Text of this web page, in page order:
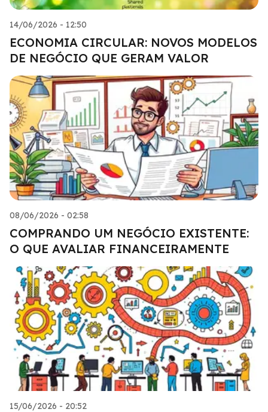
14/06/2026 - 12:50
ECONOMIA CIRCULAR: NOVOS MODELOS
DE NEGÓCIO QUE GERAM VALOR
08/06/2026 - 02:58
COMPRANDO UM NEGÓCIO EXISTENTE:
O QUE AVALIAR FINANCEIRAMENTE
15/06/2026 - 20:52